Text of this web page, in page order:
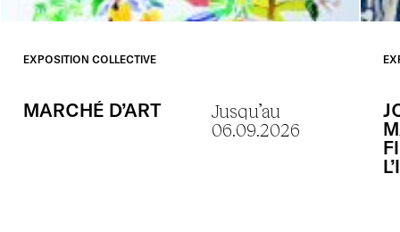
EXPOSITION COLLECTIVE
MARCHÉ D’ART
Jusqu’au
06.09.2026